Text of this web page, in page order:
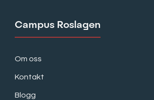
Campus Roslagen
Om oss
Kontakt
Blogg